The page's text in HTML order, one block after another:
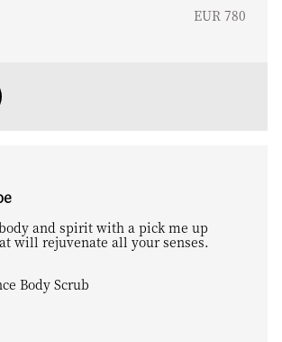
EUR 780
and spirit with a pick me up
will rejuvenate all your senses.
Body Scrub